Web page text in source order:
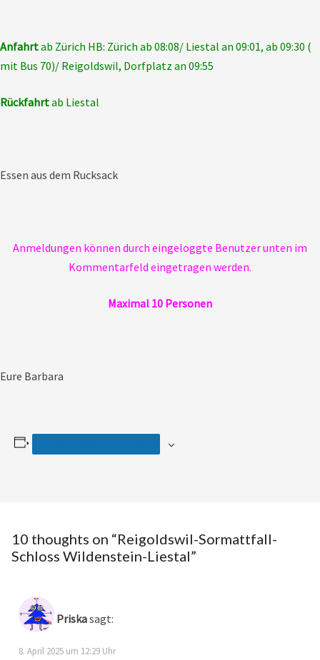
Anfahrtab Zürich HB: Zürich ab 08:08/ Liestal an 09:01, ab 09:30 (
mit Bus 70)/ Reigoldswil, Dorfplatz an 09:55
Rückfahrtab Liestal
Essen aus dem Rucksack
Anmeldungen können durch eingeloggte Benutzer unten im
Kommentarfeld eingetragen werden.
Maximal 10 Personen
Eure Barbara
10 thoughts on “Reigoldswil-Sormattfall-
Schloss Wildenstein-Liestal”
Priskasagt:
8. April 2025 um 12:29 Uhr